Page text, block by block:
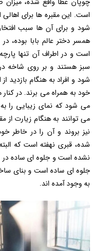
است. این مقبره ها برای
شود و برای آن ها سبب
همسر دختر عالم بابا بوده،
است و در اطراف آن تنها
سبز هستند و بر روی شاخه
شود و افراد به هنگام بازدید
خود به همراه می برند. در
می شود که نمای زیبایی را
می توانند به هنگام زیارت از
نیز بروند و آن را در خاطر
شده، قبری نهفته است که
نشده است و جلوه ای ساده در
جلوه ای ساده است و بنای
به وجود آمده اند.